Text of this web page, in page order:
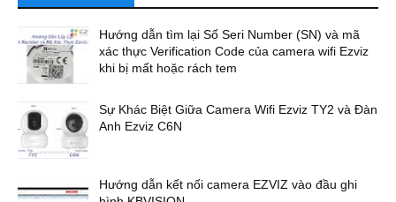
Hướng dẫn tìm lại Số Seri Number (SN) và mã
xác thực Verification Code của camera wifi Ezviz
khi bị mất hoặc rách tem
Sự Khác Biệt Giữa Camera Wifi Ezviz TY2 và Đàn
Anh Ezviz C6N
Hướng dẫn kết nối camera EZVIZ vào đầu ghi